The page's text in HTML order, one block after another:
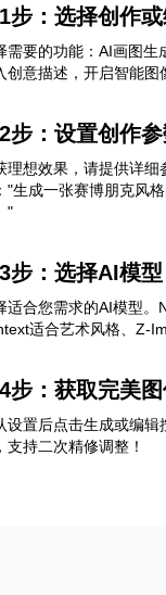
步：选择创作
需要的功能：AI画图生
创意描述，开启智能图
步：设置创作
理想效果，请提供详
"生成一张赛博朋克风
"
步：选择AI模型
适合您需求的AI模型
适合艺术风格、Z-
步：获取完美
设置后点击生成或编
支持二次精修调整！